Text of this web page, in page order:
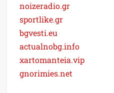
noizeradio.gr
sportlike.gr
bgvesti.eu
actualnobg.info
xartomanteia.vip
gnorimies.net